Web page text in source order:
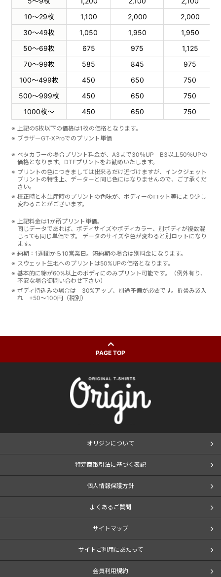
10〜29枚
1,100 2,000
2,000
30〜49枚
1,050 1,950
1,950
50〜69枚
675 975
1,125
70〜99枚
585 845
975
100〜499枚
450 650
750
500〜999枚
450 650
750
1000枚〜
450 650 750
上記の5枚以下の価格は1枚の価格となります。
ブラザーGT-XProでのプリント単価
ベタカラーの場合プリント料金が、A3まで30％UP B3以上50％UPの
価格となります。DTFプリントをお勧めいたします。
プリントの色につきましては出来るだけ近づけますが、インクジェット
プリントの特性上、データーと同じ色にはなりませんので、ご了承くだ
さい。
校正時と本生産時のプリントの色味が、ボディーのロット等により少し
変わることがございます。
上記料金は1か所プリント単価。
同じデータであれば、ボディサイズやボディカラー、別ボディが複数混
じっても同じ単価です。 データのサイズや色が変わると別ロットになり
ます。
納期：1週間から10営業日。短納期の場合は別料金になります。
スウェット生地へのプリントは50%UPの価格となります。
基本的に綿が60%以上のボディにのみプリント可能です。（例外有り、
不安な場合御問い合わせ下さい）
ボディ持込みの場合は 30%アップ、別途予備が必要です。折畳み袋入
れ +50～100円（税別）
PAGE TOP
オリジンについて
特定商取引法に基づく表記
個人情報保護方針
よくあるご質問
サイトマップ
サイトご利用にあたって
会員利用規約